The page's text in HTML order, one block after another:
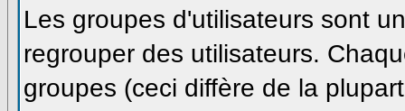
Les groupes d'utilisateurs sont
regrouper des utilisateurs.
groupes (ceci diffère de la